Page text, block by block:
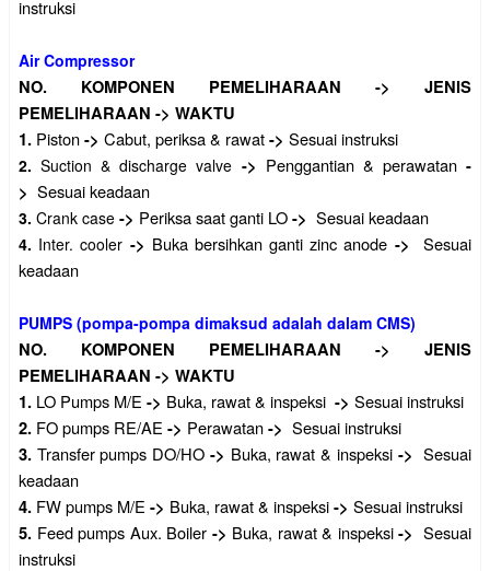
instruksi
Air Compressor
NO. KOMPONEN PEMELIHARAAN ->
JENIS
PEMELIHARAAN -> WAKTU
1. Piston-> Cabut, periksa & rawat-> Sesuai instruksi
2.Suction & discharge valve -> Penggantian & perawatan -
> Sesuai keadaan
3. Crank case -> Periksa saat ganti LO-> Sesuai keadaan
4. Inter. cooler -> Buka bersihkan ganti zinc anode ->Sesuai
keadaan
PUMPS (pompa-pompa dimaksud adalah dalam CMS)
NO. KOMPONEN PEMELIHARAAN ->
JENIS
PEMELIHARAAN -> WAKTU
1. LO Pumps M/E -> Buka, rawat & inspeksi -> Sesuai instruksi
2. FO pumps RE/AE -> Perawatan-> Sesuai instruksi
3. Transfer pumps DO/HO -> Buka, rawat & inspeksi -> Sesuai
keadaan
4. FW pumps M/E -> Buka, rawat & inspeksi-> Sesuai instruksi
5. Feed pumps Aux. Boiler -> Buka, rawat & inspeksi -> Sesuai
instruksi